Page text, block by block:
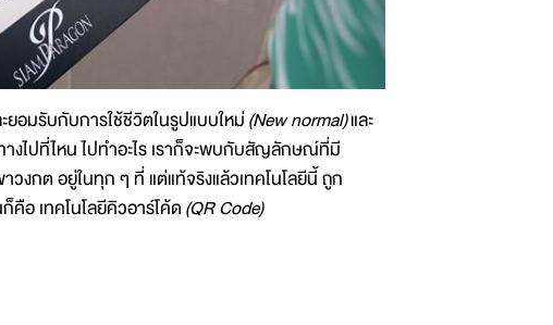
อมรับกับการใช้ชีวิตในรูปแบบใหม่(New normal)และ
างไปที่ไหน ไปทำอะไร เราก็จะพบกับสัญลักษณ์ที่มี
งกต อยู่ในทุก ๆ ที่ แต่แท้จริงแล้วเทคโนโลยีนี้ ถูก
อ เทคโนโลยีคิวอาร์โค้ด(QR Code)